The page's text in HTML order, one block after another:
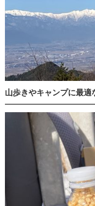
山歩きやキャンプに最適